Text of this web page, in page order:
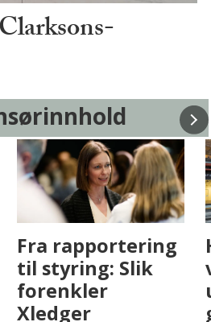
Det er i
Drammen det
skjer